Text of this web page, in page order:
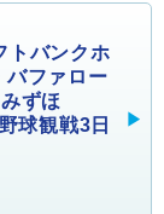
トバンクホ
バファロー
ずほ
球観戦3日